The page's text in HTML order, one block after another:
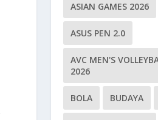
ASIAN GAMES 2026
ASUS PEN 2.0
AVC MEN'S
2026
BOLA BUDAYA